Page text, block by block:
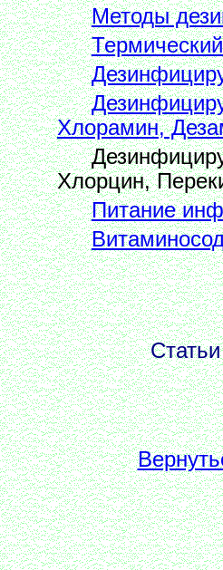
Методы
Хлорамин,
Хлорцин,
Питание